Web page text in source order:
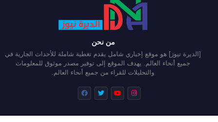
من نحن
[الديرة نيوز] هو موقع إخباري شامل يقدم تغطية شاملة للأحداث الجارية في
جميع أنحاء العالم. يهدف الموقع إلى توفير مصدر موثوق للمعلومات
والتحليلات للقراء من جميع أنحاء العالم.